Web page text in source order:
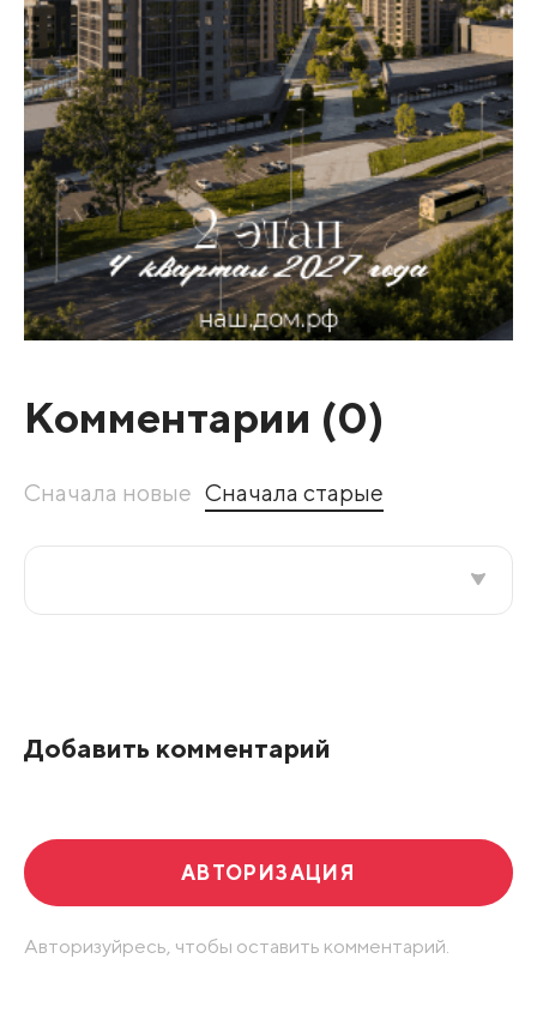
Комментарии (0)
Сначала новые Сначала старые
Добавить комментарий
АВТОРИЗАЦИЯ
Авторизуйресь, чтобы оставить комментарий.